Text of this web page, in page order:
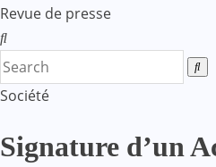
Revue de presse
Société
Signature d’un